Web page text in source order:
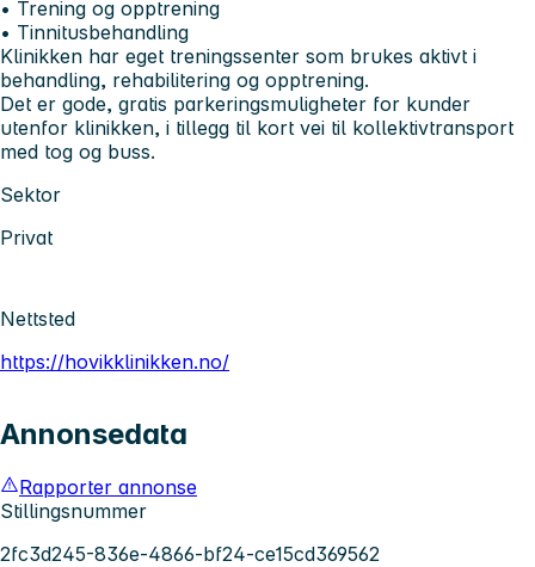
• Trening og opptrening
• Tinnitusbehandling
Klinikken har eget treningssenter som brukes aktivt i
behandling, rehabilitering og opptrening.
Det er gode, gratis parkeringsmuligheter for kunder
utenfor klinikken, i tillegg til kort vei til kollektivtransport
med tog og buss.
Sektor
Privat
Nettsted
https://hovikklinikken.no/
Annonsedata
Rapporter annonse
Stillingsnummer
2fc3d245-836e-4866-bf24-ce15cd369562